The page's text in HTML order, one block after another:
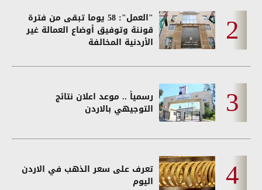
"العمل": 58 يوما تبقى من فترة
قوننة وتوفيق أوضاع العمالة غير
الأردنية المخالفة
رسمياً .. موعد اعلان نتائج
التوجيهي بالاردن
تعرف على سعر الذهب في الاردن
اليوم